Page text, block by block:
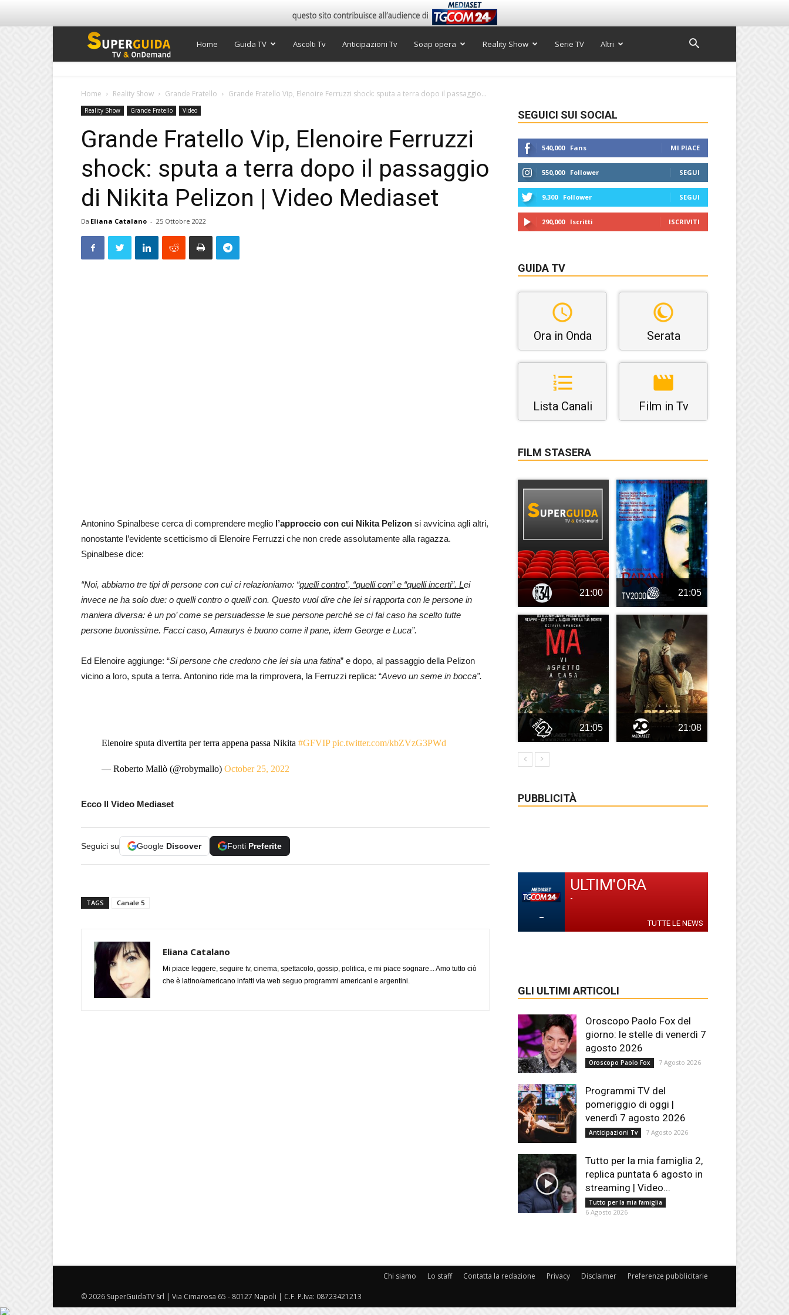
Super
TV
Home Guida TV Ascolti Tv Anticipazioni Tv Soap opera Reality Show Serie TV Altri
Home Reality Show Grande Fratello Grande Fratello Vip, Elenoire Ferruzzi shock: sputa a terra dopo il passaggio...
Reality Show Grande Fratello Video
Grande Fratello Vip, Elenoire Ferruzzi
shock: sputa a terra dopo il passaggio
di Nikita Pelizon | Video Mediaset
Da Eliana Catalano - 25 Ottobre 2022
Antonino Spinalbese cerca di comprendere meglio l’approccio con cui Nikita Pelizon si avvicina agli altri,
nonostante l’evidente scetticismo di Elenoire Ferruzzi che non crede assolutamente alla ragazza.
Spinalbese dice:
“Noi, abbiamo tre tipi di persone con cui ci relazioniamo: “quelli contro”, “quelli con” e “quelli incerti”. Lei
invece ne ha solo due: o quelli contro o quelli con. Questo vuol dire che lei si rapporta con le persone in
maniera diversa: è un po’ come se persuadesse le sue persone perché se ci fai caso ha scelto tutte
persone buonissime. Facci caso, Amaurys è buono come il pane, idem George e Luca”.
Ed Elenoire aggiunge: “Si persone che credono che lei sia una fatina” e dopo, al passaggio della Pelizon
vicino a loro, sputa a terra. Antonino ride ma la rimprovera, la Ferruzzi replica: “Avevo un seme in bocca”.
Elenoire sputa divertita per terra appena passa Nikita #GFVIP pic.twitter.com/kbZVzG3PWd
— Roberto Mallò (@robymallo) October 25, 2022
Ecco Il Video Mediaset
Seguici su Google Discover Fonti Preferite
TAGS Canale 5
Eliana Catalano
Mi piace leggere, seguire tv, cinema, spettacolo, gossip, politica, e mi piace sognare... Amo tutto ciò
che è latino/americano infatti via web seguo programmi americani e argentini.
SEGUICI SUI SOCIAL
540,000 Fans MI PIACE
550,000 Follower SEGUI
9,300 Follower SEGUI
290,000 Iscritti ISCRIVITI
GUIDA TV
Ora in Onda Serata
Lista Canali Film in Tv
FILM STASERA
21:00 21:05
21:05 21:08
PUBBLICITÀ
-
ULTIM'ORA
-
TUTTE LE NEWS
GLI ULTIMI ARTICOLI
Oroscopo Paolo Fox del
giorno: le stelle di venerdì 7
agosto 2026
Oroscopo Paolo Fox 7 Agosto 2026
Programmi TV del
pomeriggio di oggi |
venerdì 7 agosto 2026
Anticipazioni Tv 7 Agosto 2026
Tutto per la mia famiglia 2,
replica puntata 6 agosto in
streaming | Video...
Tutto per la mia famiglia
6 Agosto 2026
Chi siamo Lo staff Contatta la redazione Privacy Disclaimer Preferenze pubblicitarie
© 2026 SuperGuidaTV Srl | Via Cimarosa 65 - 80127 Napoli | C.F. P.Iva: 08723421213